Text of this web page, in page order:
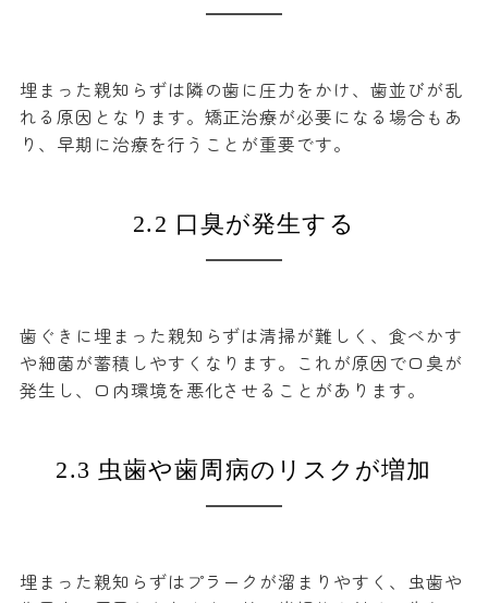
埋まった親知らずは隣の歯に圧力をかけ、歯並びが乱
れる原因となります。矯正治療が必要になる場合もあ
り、早期に治療を行うことが重要です。
2.2 口臭が発生する
歯ぐきに埋まった親知らずは清掃が難しく、食べかす
や細菌が蓄積しやすくなります。これが原因で口臭が
発生し、口内環境を悪化させることがあります。
2.3 虫歯や歯周病のリスクが増加
埋まった親知らずはプラークが溜まりやすく、虫歯や